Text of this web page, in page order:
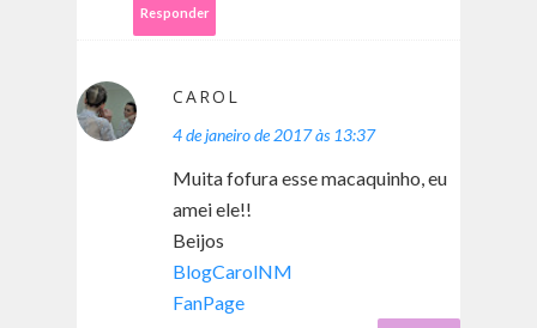
Responder
CAROL
4 de janeiro de 2017 às 13:37
Muita fofura esse macaquinho, eu
amei ele!!
Beijos
BlogCarolNM
FanPage